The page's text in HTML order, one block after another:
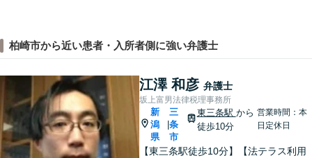
柏崎市から近い患者・入所者側に強い弁護士
江澤 和彦 弁護士
坂上富男法律税理事務所
新
潟
県
三
条
市
東三条駅 から
徒歩10分
営業時間：本
日定休日
【東三条駅徒歩10分】【法テラス利用